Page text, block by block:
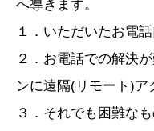
へ導きます。
１．いただいたお電
２．お電話での解決
ンに遠隔(リモート)ア
３．それでも困難な